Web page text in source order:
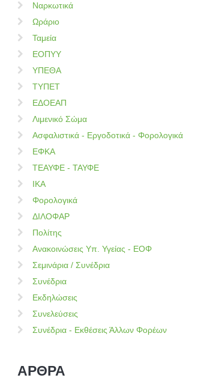
Ναρκωτικά
Ωράριο
Ταμεία
ΕΟΠΥΥ
ΥΠΕΘΑ
ΤΥΠΕΤ
ΕΔΟΕΑΠ
Λιμενικό Σώμα
Ασφαλιστικά - Εργοδοτικά - Φορολογικά
ΕΦΚΑ
ΤΕΑΥΦΕ - ΤΑΥΦΕ
ΙΚΑ
Φορολογικά
ΔΙΛΟΦΑΡ
Πολίτης
Ανακοινώσεις Υπ. Υγείας - ΕΟΦ
Σεμινάρια / Συνέδρια
Συνέδρια
Εκδηλώσεις
Συνελεύσεις
Συνέδρια - Εκθέσεις Άλλων Φορέων
ΑΡΘΡΑ